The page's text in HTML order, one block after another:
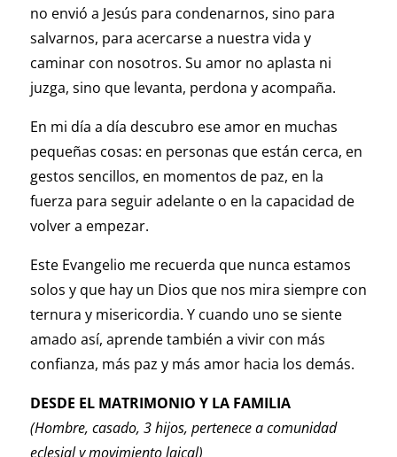
no envió a Jesús para condenarnos, sino para
salvarnos, para acercarse a nuestra vida y
caminar con nosotros. Su amor no aplasta ni
juzga, sino que levanta, perdona y acompaña.
En mi día a día descubro ese amor en muchas
pequeñas cosas: en personas que están cerca, en
gestos sencillos, en momentos de paz, en la
fuerza para seguir adelante o en la capacidad de
volver a empezar.
Este Evangelio me recuerda que nunca estamos
solos y que hay un Dios que nos mira siempre con
ternura y misericordia. Y cuando uno se siente
amado así, aprende también a vivir con más
confianza, más paz y más amor hacia los demás.
DESDE EL MATRIMONIO Y LA FAMILIA
(Hombre, casado, 3 hijos, pertenece a comunidad
eclesialy movimiento laical)